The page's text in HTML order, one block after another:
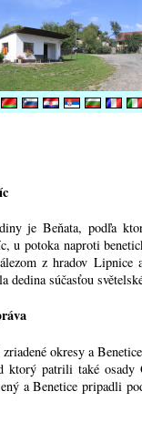
je Beňata, podľa
u potoka naproti
z hradov Lipnice
dedina súčasťou
okresy a
ktorý patrili také
a Benetice pripadli